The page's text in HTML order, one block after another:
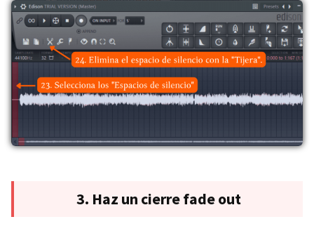
3. Haz un cierre fade out